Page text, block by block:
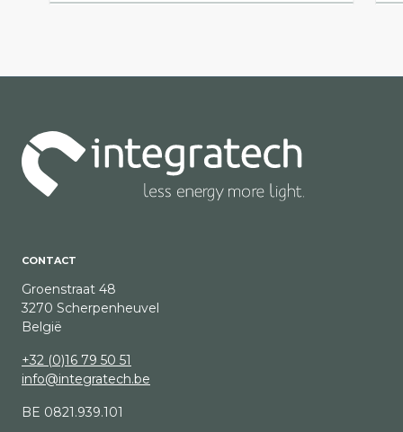
CONTACT
Groenstraat 48
3270 Scherpenheuvel
België
+32 (0)16 79 50 51
info@integratech.be
BE 0821.939.101